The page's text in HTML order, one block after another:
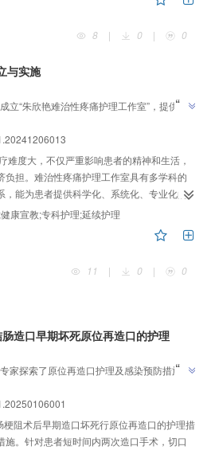
比较两组患者输液等待时间、接单至穿刺成
者对护理工作进行满意度调查。结果观察
，低于对照组的（0.66±0.12）h，差异有统
学意义（P＜0.01）；观察组输液总耗时为
） h，差异有统计学意义（P＜
照组（P＜0.01）。结论急诊输液室输液患者
的危机管理方法分析存在的隐患问题并进
理安全隐患的发生风险，提高工作效率和
8
| 0 | 0
与实施
“朱欣艳难治性疼痛护理工作室”，提供科
优化护理服务流程、提升专科护理质量提
就医满意度。”
”
难度大，不仅严重影响患者的精神和生活，
担。难治性疼痛护理工作室具有多学科的
，能为患者提供科学化、系统化、专业化的
属北京友谊医院获批成立“朱欣艳难治性疼
痛护理门诊建立的条件、工作内容及实施效
流程、提升专科护理质量提供参考依据，同
提高患者生活质量及就医满意度奠定理论
康宣教;专科护理;延续护理
11
| 0 | 0
造口早期坏死原位再造口的护理
家探索了原位再造口护理及感染预防措施，
”
阻术后早期造口坏死行原位再造口的护理措
。针对患者短时间内两次造口手术，切口